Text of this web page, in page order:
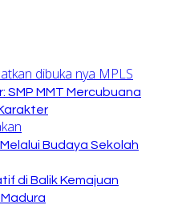
SMP MMT Mercubuana
Budaya Sekolah
di Balik Kemajuan